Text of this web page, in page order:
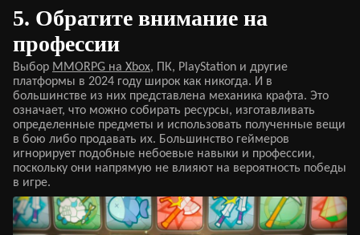
5. Обратите внимание на
профессии
Выбор MMORPG на Xbox, ПК, PlayStation и другие
платформы в 2024 году широк как никогда. И в
большинстве из них представлена механика крафта. Это
означает, что можно собирать ресурсы, изготавливать
определенные предметы и использовать полученные вещи
в бою либо продавать их. Большинство геймеров
игнорирует подобные небоевые навыки и профессии,
поскольку они напрямую не влияют на вероятность победы
в игре.